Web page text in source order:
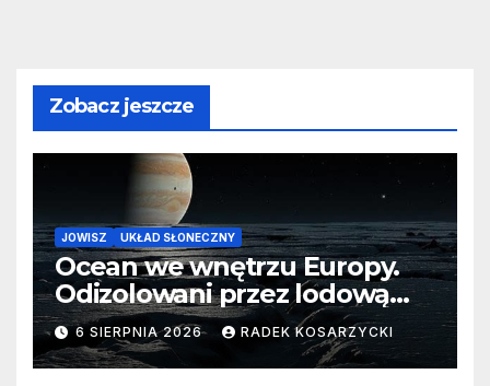
Zobacz jeszcze
JOWISZ UKŁAD SŁONECZNY
Ocean we wnętrzu Europy.
Odizolowani przez lodową
barierę
6 SIERPNIA 2026 RADEK KOSARZYCKI